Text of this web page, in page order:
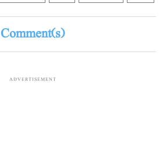
Comment(s)
ADVERTISEMENT